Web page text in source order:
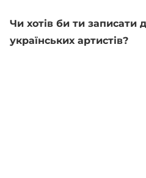
Чи хотів би ти записати
українських артистів?